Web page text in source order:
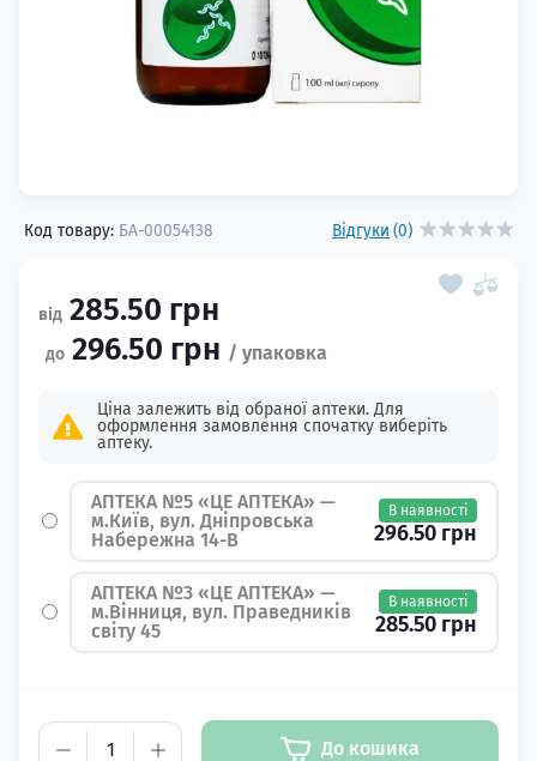
Код товару: БА-00054138 Відгуки (0)
285.50 грн
296.50 грн
Ціна залежить від обраної аптеки. Для
оформлення замовлення спочатку виберіть
аптеку.
АПТЕКА №5 «ЦЕ АПТЕКА» —
м.Київ, вул. Дніпровська
Набережна 14-В
В наявності
296.50 грн
АПТЕКА №3 «ЦЕ АПТЕКА» —
м.Вінниця, вул. Праведників
світу 45
В наявності
285.50 грн
До кошика